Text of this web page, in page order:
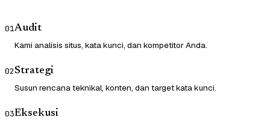
01Audit
Kami analisis situs, kata kunci, dan kompetitor Anda.
02Strategi
Susun rencana teknikal, konten, dan target kata kunci.
03Eksekusi